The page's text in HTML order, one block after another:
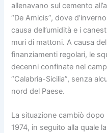
allenavano sul cemento
“De Amicis”, dove
causa dell’umidità e i
muri di mattoni. A causa
finanziamenti regolari, le
decenni confinate nel
“Calabria-Sicilia”, senza
nord del Paese.
La situazione cambiò
1974, in seguito alla quale